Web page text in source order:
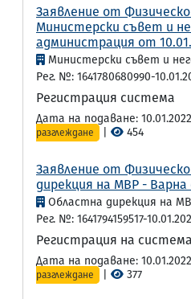
Заявление от
Министерски съвет и
администрация от
Министерски съвет и
Рег. №: 1641780680990-
Регистрация система
Дата на подаване:
разглеждане
454
Заявление от
дирекция на МВР - Варна
Областна дирекция на
Рег. №: 1641794159517-
Регистрация на система
Дата на подаване:
разглеждане
377